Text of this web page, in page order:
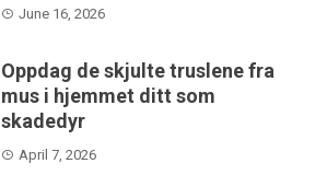
June 16, 2026
Oppdag de skjulte truslene fra
mus i hjemmet ditt som
skadedyr
April 7, 2026